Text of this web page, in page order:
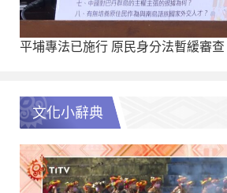
平埔專法已施行 原民身分法暫緩審查
文化小辭典